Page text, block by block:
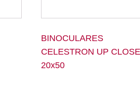
BINOCULARES
CELESTRON UP CLOSE
20x50